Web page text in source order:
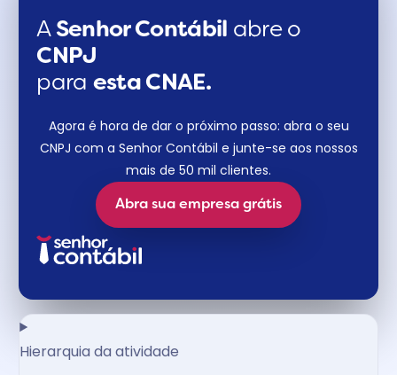
A Senhor Contábil abre o
CNPJ
para esta CNAE.
Agora é hora de dar o próximo passo: abra o seu
CNPJ com a Senhor Contábil e junte-se aos nossos
mais de 50 mil clientes.
Abra sua empresa grátis
Hierarquia da atividade